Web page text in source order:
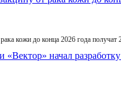
кожи до конца 2026 года получат